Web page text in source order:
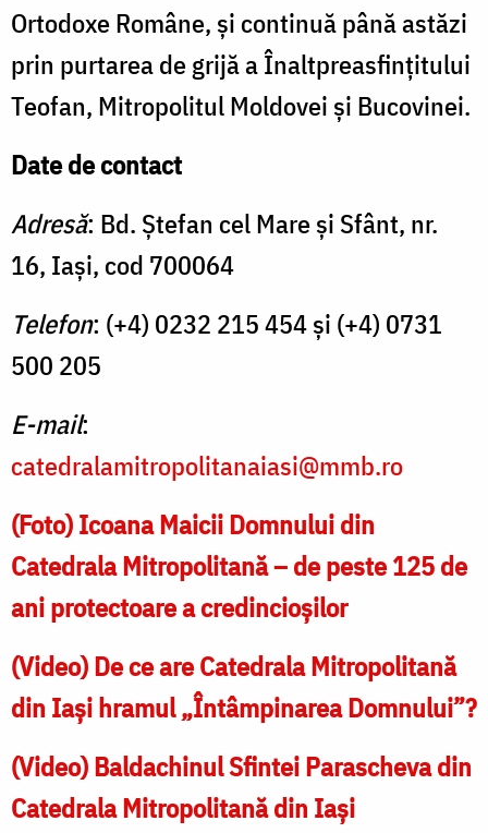
Ortodoxe Române, şi continuă până astăzi
prin purtarea de grijă a Înaltpreasfinţitului
Teofan, Mitropolitul Moldovei şi Bucovinei.
Date de contact
Adresă: Bd. Ştefan cel Mare şi Sfânt, nr.
16, Iaşi, cod 700064
Telefon: (+4) 0232 215 454 şi (+4) 0731
500 205
E-mail:
catedralamitropolitanaiasi@mmb.ro
(Foto) Icoana Maicii Domnului din
Catedrala Mitropolitană – de peste 125 de
ani protectoare a credincioșilor
(Video) De ce are Catedrala Mitropolitană
din Iași hramul „Întâmpinarea Domnului”?
(Video) Baldachinul Sfintei Parascheva din
Catedrala Mitropolitană din Iași